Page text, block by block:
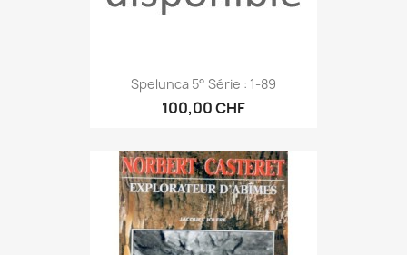
Spelunca 5° Série : 1-89
100,00 CHF